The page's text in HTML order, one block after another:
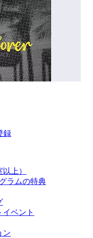
録
上）
ラムの特典
イベント
ン